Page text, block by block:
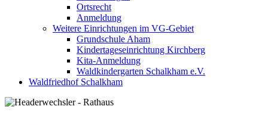
Ortsrecht
Anmeldung
Weitere Einrichtungen im VG-Gebiet
Grundschule Aham
Kindertageseinrichtung Kirchberg
Kita-Anmeldung
Waldkindergarten Schalkham e.V.
Waldfriedhof Schalkham